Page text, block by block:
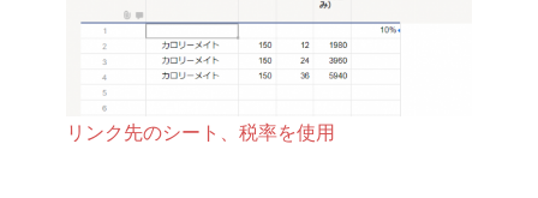
リンク先のシート、税率を使用